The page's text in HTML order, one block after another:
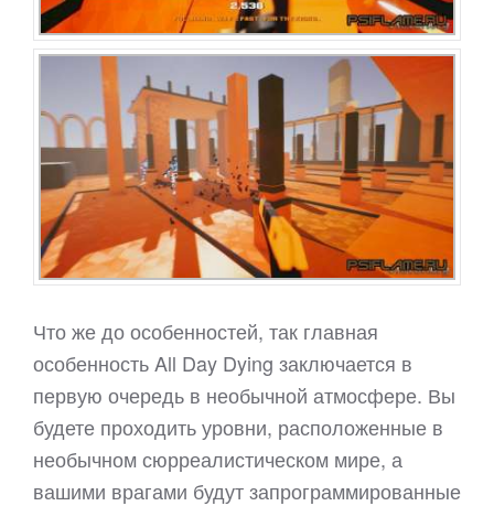
Что же до особенностей, так главная
особенность All Day Dying заключается в
первую очередь в необычной атмосфере. Вы
будете проходить уровни, расположенные в
необычном сюрреалистическом мире, а
вашими врагами будут запрограммированные